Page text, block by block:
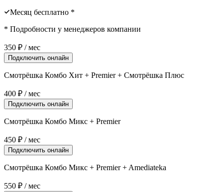
Месяц бесплатно *
* Подробности у менеджеров компании
350 ₽ / мес
Подключить онлайн
Смотрёшка Комбо Хит + Premier + Смотрёшка Плюс
400 ₽ / мес
Подключить онлайн
Смотрёшка Комбо Микс + Premier
450 ₽ / мес
Подключить онлайн
Смотрёшка Комбо Микс + Premier + Amediateka
550 ₽ / мес